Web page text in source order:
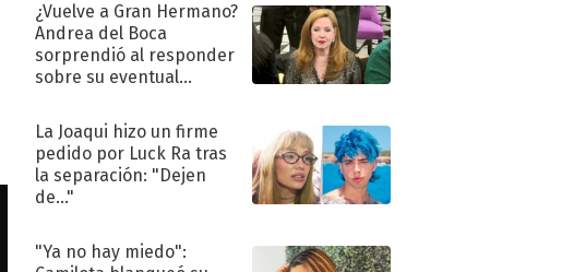
¿Vuelve a Gran Hermano?
Andrea del Boca
sorprendió al responder
sobre su eventual
La Joaqui hizo un firme
pedido por Luck Ra tras
la separación: "Dejen
de..."
"Ya no hay miedo":